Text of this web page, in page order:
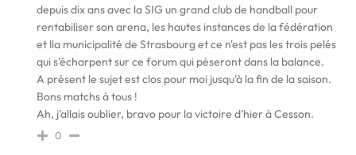
depuis dix ans avec la SIG un grand club de handball pour
rentabiliser son arena, les hautes instances de la fédération
et lla municipalité de Strasbourg et ce n'est pas les trois pelés
qui s'écharpent sur ce forum qui pèseront dans la balance.
A présent le sujet est clos pour moi jusqu'à la fin de la saison.
Bons matchs à tous !
Ah, j'allais oublier, bravo pour la victoire d'hier à Cesson.
0